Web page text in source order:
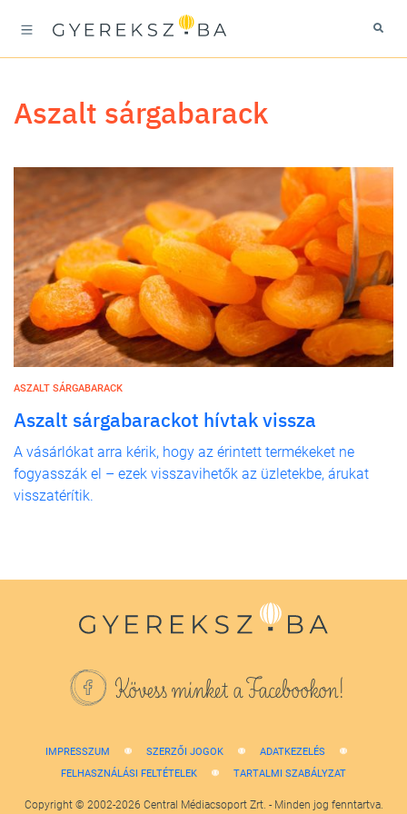
aszalt sárgabarack
ASZALT SÁRGABARACK
Aszalt sárgabarackot hívtak vissza
A vásárlókat arra kérik, hogy az érintett termékeket ne
fogyasszák el – ezek visszavihetők az üzletekbe, árukat
visszatérítik.
Kövess minket a Facebookon!
IMPRESSZUM SZERZŐI JOGOK
ADATKEZELÉS
FELHASZNÁLÁSI FELTÉTELEK
TARTALMI SZABÁLYZAT
Copyright © 2002-2026 Central Médiacsoport Zrt. - Minden jog fenntartva.